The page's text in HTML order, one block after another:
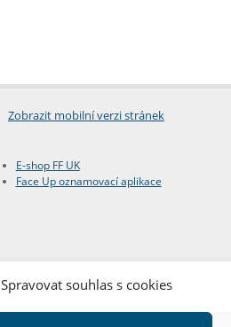
Spravovat souhlas s cookies
Zobrazit mobilní verzi stránek
E-shop FF UK
Face Up oznamovací aplikace